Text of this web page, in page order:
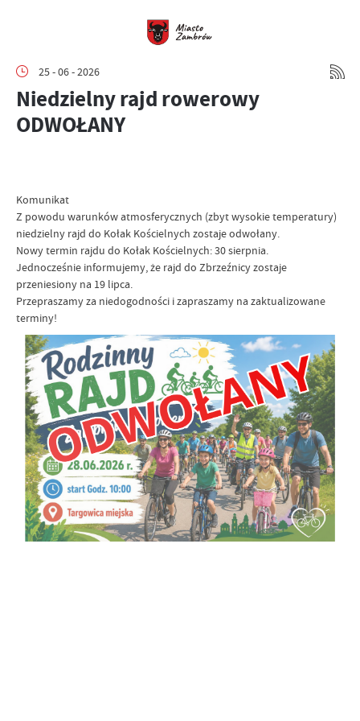
25 - 06 - 2026
Niedzielny rajd rowerowy
ODWOŁANY
Komunikat
Z powodu warunków atmosferycznych (zbyt wysokie temperatury)
niedzielny rajd do Kołak Kościelnych zostaje odwołany.
Nowy termin rajdu do Kołak Kościelnych: 30 sierpnia.
Jednocześnie informujemy, że rajd do Zbrzeźnicy zostaje
przeniesiony na 19 lipca.
Przepraszamy za niedogodności i zapraszamy na zaktualizowane
terminy!